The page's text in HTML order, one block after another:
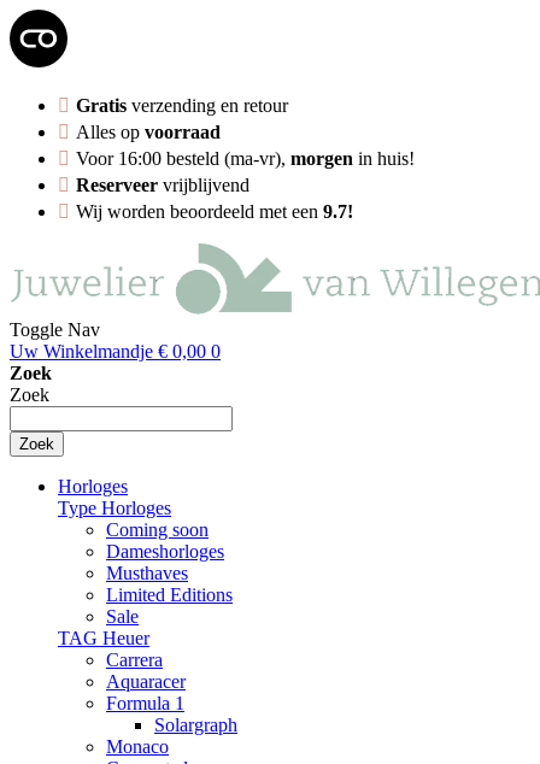
Gratis verzending en retour
Alles op voorraad
Voor 16:00 besteld (ma-vr), morgen in huis!
Reserveer vrijblijvend
Wij worden beoordeeld met een 9.7!
Toggle Nav
Uw Winkelmandje € 0,00 0
Zoek
Zoek
Zoek
Horloges
Type Horloges
Coming soon
Dameshorloges
Musthaves
Limited Editions
Sale
TAG Heuer
Carrera
Aquaracer
Formula 1
Solargraph
Monaco